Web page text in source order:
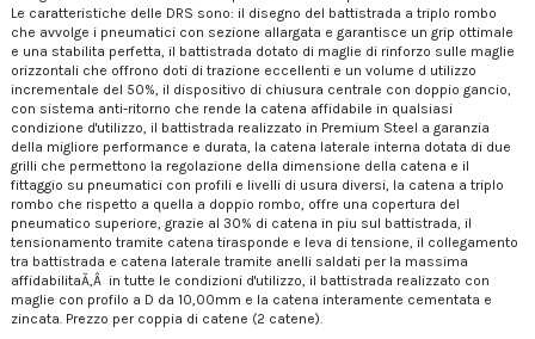
Le caratteristiche delle DRS sono: il disegno del battistrada a triplo rombo
che avvolge i pneumatici con sezione allargata e garantisce un grip ottimale
e una stabilita perfetta, il battistrada dotato di maglie di rinforzo sulle maglie
orizzontali che offrono doti di trazione eccellenti e un volume d utilizzo
incrementale del 50%, il dispositivo di chiusura centrale con doppio gancio,
con sistema anti-ritorno che rende la catena affidabile in qualsiasi
condizione d'utilizzo, il battistrada realizzato in Premium Steel a garanzia
della migliore performance e durata, la catena laterale interna dotata di due
grilli che permettono la regolazione della dimensione della catena e il
fittaggio su pneumatici con profili e livelli di usura diversi, la catena a triplo
rombo che rispetto a quella a doppio rombo, offre una copertura del
pneumatico superiore, grazie al 30% di catena in piu sul battistrada, il
tensionamento tramite catena tirasponde e leva di tensione, il collegamento
tra battistrada e catena laterale tramite anelli saldati per la massima
affidabilitaĂ‚Â in tutte le condizioni d'utilizzo, il battistrada realizzato con
maglie con profilo a D da 10,00mm e la catena interamente cementata e
zincata. Prezzo per coppia di catene (2 catene).